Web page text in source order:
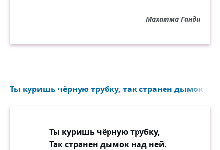
Махатма Ганди
Ты куришь чёрную трубку, так странен дымок
Ты куришь чёрную трубку,
Так странен дымок над ней.